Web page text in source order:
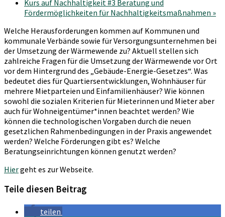
Kurs auf Nachhaltigkeit #3 Beratung und
Fördermöglichkeiten für Nachhaltigkeitsmaßnahmen »
Welche Herausforderungen kommen auf Kommunen und
kommunale Verbände sowie für Versorgungsunternehmen bei
der Umsetzung der Wärmewende zu? Aktuell stellen sich
zahlreiche Fragen für die Umsetzung der Wärmewende vor Ort
vor dem Hintergrund des „Gebäude-Energie-Gesetzes“. Was
bedeutet dies für Quartiersentwicklungen, Wohnhäuser für
mehrere Mietparteien und Einfamilienhäuser? Wie können
sowohl die sozialen Kriterien für Mieterinnen und Mieter aber
auch für Wohneigentümer*innen beachtet werden? Wie
können die technologischen Vorgaben durch die neuen
gesetzlichen Rahmenbedingungen in der Praxis angewendet
werden? Welche Förderungen gibt es? Welche
Beratungseinrichtungen können genutzt werden?
Hiergeht es zur Webseite.
Teile diesen Beitrag
teilen